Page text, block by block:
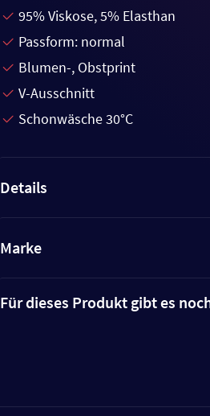
95% Viskose, 5% Elasthan
Passform: normal
Blumen-, Obstprint
V-Ausschnitt
Schonwäsche 30°C
Details
Marke
Für dieses Produkt gibt es